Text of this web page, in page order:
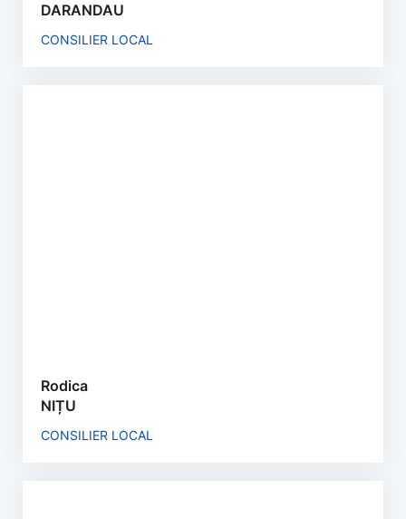
DARANDAU
CONSILIER LOCAL
Rodica
NIȚU
CONSILIER LOCAL